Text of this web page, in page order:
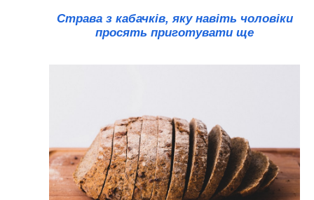
Страва з кабачків, яку навіть чоловіки
просять приготувати ще